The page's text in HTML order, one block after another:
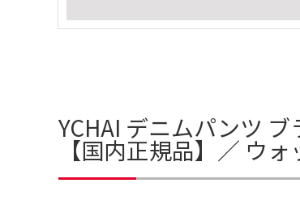
YCHAI デニムパンツ
【国内正規品】／ ウ